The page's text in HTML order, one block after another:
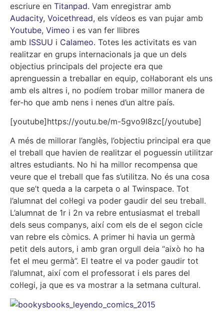
escriure en Titanpad. Vam enregistrar amb
Audacity, Voicethread, els vídeos es van pujar amb
Youtube, Vimeo i es van fer llibres
amb ISSUU i Calameo. Totes les activitats es van
realitzar en grups internacionals ja que un dels
objectius principals del projecte era que
aprenguessin a treballar en equip, col·laborant els uns
amb els altres i, no podíem trobar millor manera de
fer-ho que amb nens i nenes d’un altre país.
[youtube]https://youtu.be/m-5gvo9I8zc[/youtube]
A més de millorar l’anglès, l’objectiu principal era que
el treball que havien de realitzar el poguessin utilitzar
altres estudiants. No hi ha millor recompensa que
veure que el treball que fas s’utilitza. No és una cosa
que se’t queda a la carpeta o al Twinspace. Tot
l’alumnat del col·legi va poder gaudir del seu treball.
L’alumnat de 1r i 2n va rebre entusiasmat el treball
dels seus companys, així com els de el segon cicle
van rebre els còmics. A primer hi havia un germà
petit dels autors, i amb gran orgull deia “això ho ha
fet el meu germà”. El teatre el va poder gaudir tot
l’alumnat, així com el professorat i els pares del
col·legi, ja que es va mostrar a la setmana cultural.